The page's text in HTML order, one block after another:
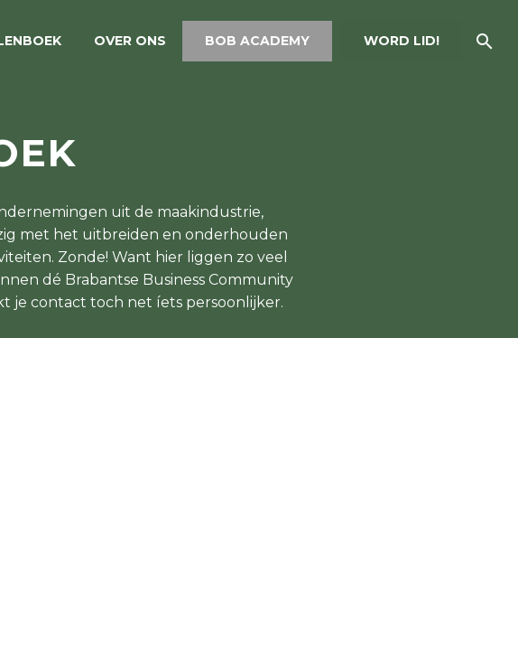
OVER ONS BOB ACADEMY WORD LID!
uit de maakindustrie,
met het uitbreiden en onderhouden
Zonde! Want hier liggen zo veel
dé Brabantse Business Community
je contact toch net íets persoonlijker.